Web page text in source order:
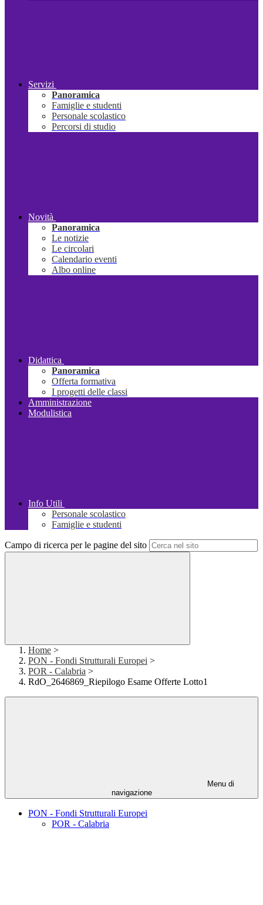
Servizi
Panoramica
Famiglie e studenti
Personale scolastico
Percorsi di studio
Novità
Panoramica
Le notizie
Le circolari
Calendario eventi
Albo online
Didattica
Panoramica
Offerta formativa
I progetti delle classi
Amministrazione
Modulistica
Info Utili
Personale scolastico
Famiglie e studenti
Campo di ricerca per le pagine del sito
Home >
PON - Fondi Strutturali Europei >
POR - Calabria >
RdO_2646869_Riepilogo Esame Offerte Lotto1
Menu di
navigazione
PON - Fondi Strutturali Europei
POR - Calabria